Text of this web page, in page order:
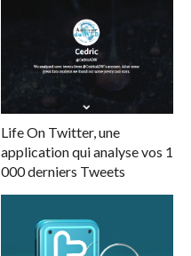
Life On Twitter, une
application qui analyse vos 1
000 derniers Tweets